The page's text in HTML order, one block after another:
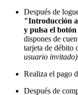
Después de
"Introducción
y pulsa el botón
dispones de
tarjeta de débito
usuario
Realiza el pago
Después de